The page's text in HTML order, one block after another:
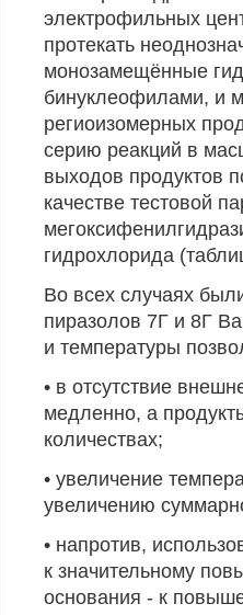
электрофильных
протекать
монозамещённые
бинуклеофилами, и
региоизомерных
серию реакций в
выходов продуктов
качестве тестовой
гидрохлорида
Во всех случаях
пиразолов 7Г и 8Г
и температуры
• в отсутствие
медленно, а
количествах;
• увеличение
увеличению
• напротив,
к значительному
основания - к